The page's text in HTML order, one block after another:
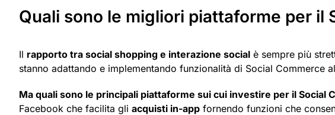
Quali sono le migliori piattaforme per il
Il rapporto tra social shopping e interazione social è sempre più
stanno adattando e implementando funzionalità di Social Commerce
Ma quali sono le principali piattaforme sui cui investire per il Social
Facebook che facilita gli acquisti in-app fornendo funzioni che